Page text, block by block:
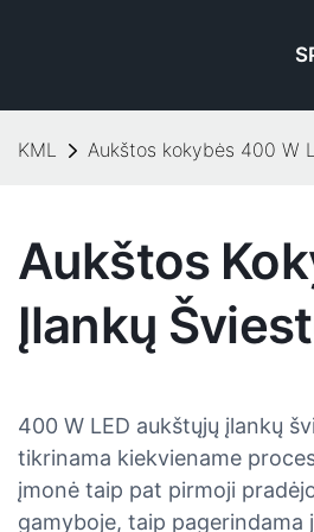
KML Aukštos kokybės 400 W
Aukštos
Įlankų
400 W LED aukštųjų įlankų
tikrinama kiekviename
įmonė taip pat pirmoji
gamyboje, taip pagerindama